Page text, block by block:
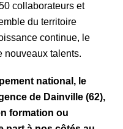
collaborateurs et
du territoire
continue, le
nouveaux talents.
national, le
de Dainville (62),
formation ou